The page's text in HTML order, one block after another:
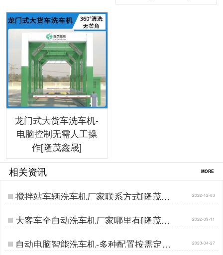
龙门式大货车洗车机-
电脑控制无需人工操
作[隆茂鑫晟]
相关资讯 MORE
搅拌站车辆洗车机厂家联系方式[隆茂鑫
晟]…
2022-12-03
大客车全自动洗车机厂家哪里有[隆茂鑫
晟]…
2022-09-11
自动电脑智能洗车机-多种配置按需定制
[隆茂鑫晟]…
2023-04-27